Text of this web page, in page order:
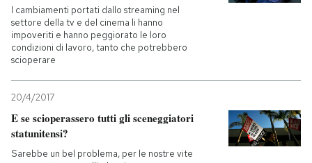
AREA PERSONALE
Entra
I cambiamenti portati dallo streaming nel
settore della tv e del cinema li hanno
impoveriti e hanno peggiorato le loro
condizioni di lavoro, tanto che potrebbero
scioperare
20/4/2017
E se scioperassero tutti gli sceneggiatori
statunitensi?
Sarebbe un bel problema, per le nostre vite